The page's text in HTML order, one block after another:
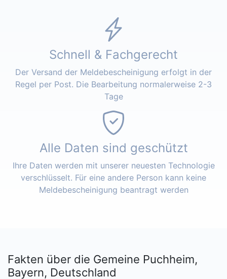
Schnell & Fachgerecht
Der Versand der Meldebescheinigung erfolgt in der
Regel per Post. Die Bearbeitung normalerweise 2-3
Tage
Alle Daten sind geschützt
Ihre Daten werden mit unserer neuesten Technologie
verschlüsselt. Für eine andere Person kann keine
Meldebescheinigung beantragt werden
Fakten über die Gemeine Puchheim,
Bayern, Deutschland